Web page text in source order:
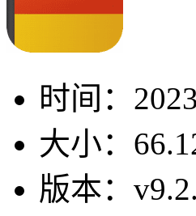
时间：
大小：
版本：